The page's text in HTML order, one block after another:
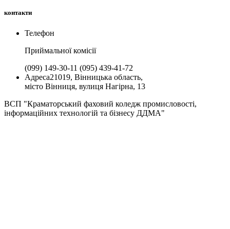
контакти
Телефон
Приймальної комiсії
(099) 149-30-11 (095) 439-41-72
Адреса21019, Вінницька область,
місто Вінниця, вулиця Нагірна, 13
ВСП "Краматорський фаховий коледж промисловості,
інформаційних технологій та бізнесу ДДМА"